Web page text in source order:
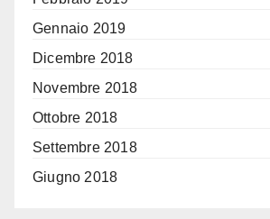
Gennaio 2019
Dicembre 2018
Novembre 2018
Ottobre 2018
Settembre 2018
Giugno 2018